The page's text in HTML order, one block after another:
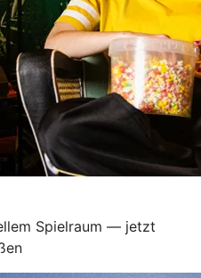
Spielraum — jetzt